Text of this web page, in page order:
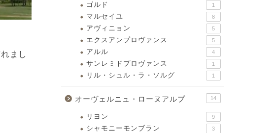
まし
ゴルド 1
マルセイユ 8
アヴィニョン 5
エクスアンプロヴァンス 5
アルル 4
サンレミドプロヴァンス 1
リル・シュル・ラ・ソルグ 1
オーヴェルニュ・ローヌアルプ 14
リヨン 9
シャモニーモンブラン 3